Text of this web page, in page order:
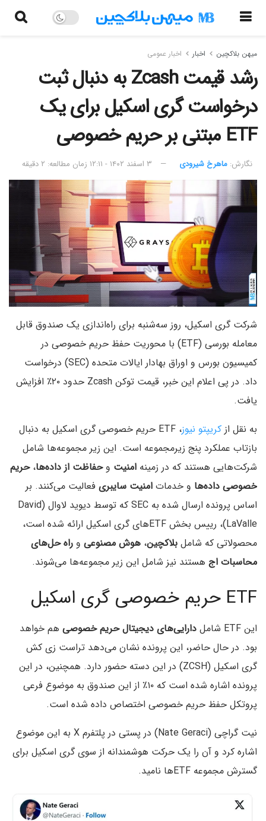
میهن بلاکچین اخبار اخبار عمومی
رشد قیمت Zcash به دنبال ثبت
درخواست گری اسکیل برای یک
ETF مبتنی بر حریم خصوصی
نگارش:‌ ماهرخ شیرودی ۳ اسفند ۱۴۰۲ - ۱۲:۱۱ زمان مطالعه: ۲ دقیقه
شرکت گری اسکیل، روز سه‌شنبه برای راه‌اندازی یک صندوق قابل
معامله بورسی (ETF) با محوریت حفظ حریم خصوصی در
کمیسیون بورس و اوراق بهادار ایالات متحده (SEC) درخواست
داد. در پی اعلام این خبر، قیمت توکن Zcash حدود ۲۰٪ افزایش
یافت.
به نقل از کریپتو نیوز
، ETF حریم خصوصی گری اسکیل به دنبال
بازتاب عملکرد پنج زیرمجموعه است. این زیر مجموعه‌ها شامل
شرکت‌هایی هستند که در زمینه امنیت وحفاظت از داده‌ها،حریم
خصوصی داده‌ها و خدمات امنیت سایبری فعالیت می‌کنند. بر
اساس پرونده ارسال شده به SEC که توسط دیوید لاوال (David
LaValle)، رییس بخش ETFهای گری اسکیل ارائه شده است،
محصولاتی که شامل بلاکچین، هوش مصنوعی و راه حل‌های
محاسبات اج هستند نیز شامل این زیر مجموعه‌ها می‌شوند.
ETF حریم خصوصی گری اسکیل
این ETF شامل دارایی‌های دیجیتال حریم خصوصی هم خواهد
بود. در حال حاضر، این پرونده نشان می‌دهد تراست زی کش
گری اسکیل (ZCSH) در این دسته حضور دارد. همچنین، در این
پرونده اشاره شده است که ۱۰٪ از این صندوق به موضوع فرعی
پروتکل حفظ حریم خصوصی اختصاص داده شده است.
نیت گراچی (Nate Geraci) در پستی در پلتفرم X به این موضوع
اشاره کرد و آن را یک حرکت هوشمندانه از سوی گری اسکیل برای
گسترش مجموعه ETFها نامید.